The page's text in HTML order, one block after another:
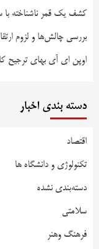
کشف یک قمر ناشناخته
بررسی چالش‌ها و لزوم
اوپن ای آی بهای ترجیح
دسته بندی اخبار
اقتصاد
تکنولوژی و دانشگاه ها
دسته‌بندی نشده
سلامتی
فرهنگ وهنر